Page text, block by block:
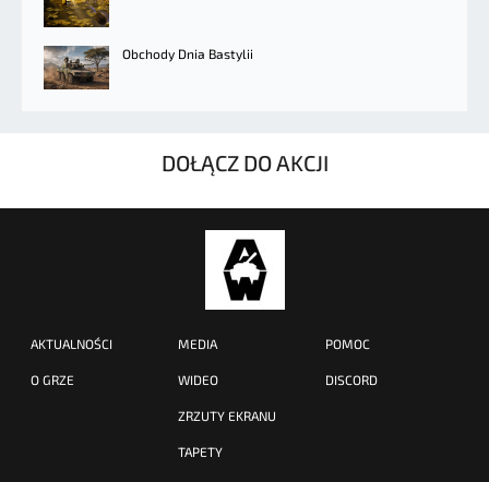
Obchody Dnia Bastylii
DOŁĄCZ DO AKCJI
AKTUALNOŚCI
O GRZE
MEDIA
WIDEO
ZRZUTY EKRANU
TAPETY
POMOC
DISCORD